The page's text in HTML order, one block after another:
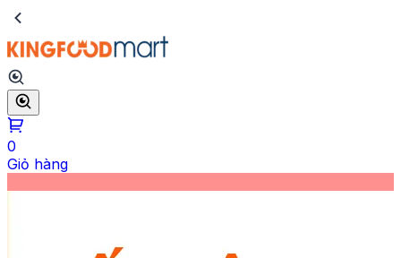
0
Giỏ hàng